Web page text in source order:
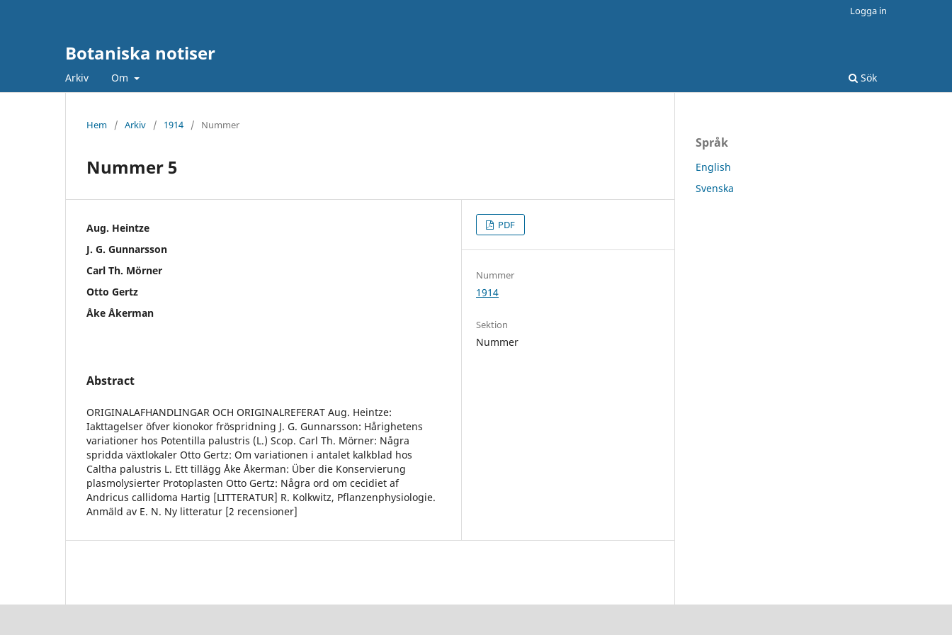
Botaniska notiser
Arkiv Om Sök
Logga in
Hem / Arkiv / 1914 / Nummer
Nummer 5
Aug. Heintze
J. G. Gunnarsson
Carl Th. Mörner
Otto Gertz
Åke Åkerman
Abstract
ORIGINALAFHANDLINGAR OCH ORIGINALREFERAT Aug. Heintze:
Iakttagelser öfver kionokor fröspridning J. G. Gunnarsson: Hårighetens
variationer hos Potentilla palustris (L.) Scop. Carl Th. Mörner: Några
spridda växtlokaler Otto Gertz: Om variationen i antalet kalkblad hos
Caltha palustris L. Ett tillägg Åke Åkerman: Über die Konservierung
plasmolysierter Protoplasten Otto Gertz: Några ord om cecidiet af
Andricus callidoma Hartig [LITTERATUR] R. Kolkwitz, Pflanzenphysiologie.
Anmäld av E. N. Ny litteratur [2 recensioner]
PDF
Nummer
1914
Sektion
Nummer
Språk
English
Svenska